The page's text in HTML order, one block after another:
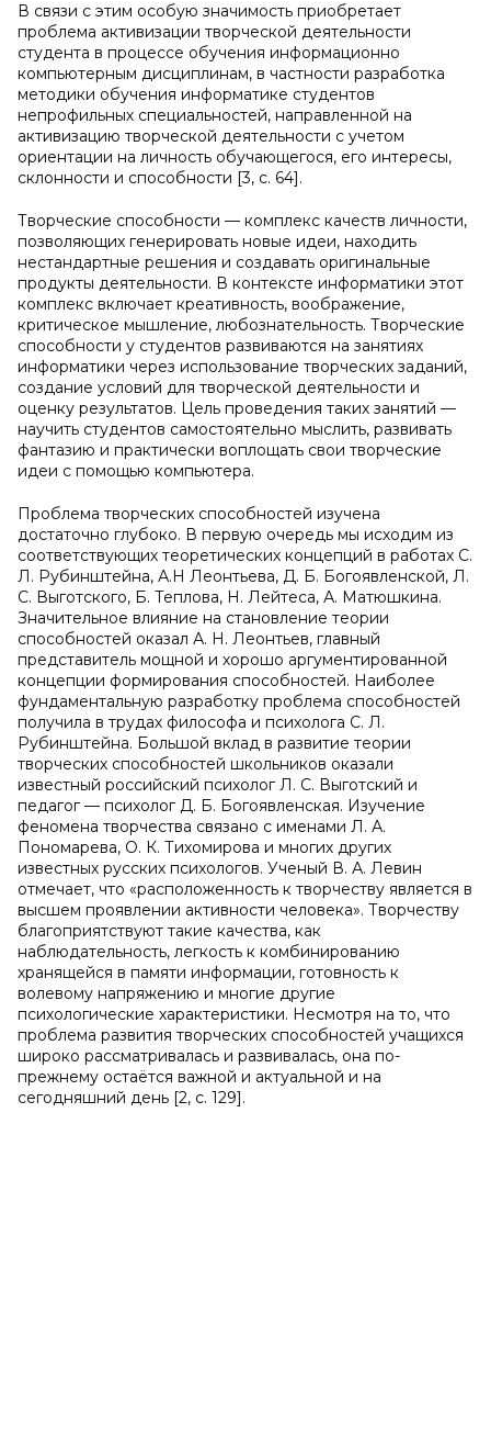
В связи с этим особую значимость приобретает
проблема активизации творческой деятельности
студента в процессе обучения информационно
компьютерным дисциплинам, в частности разработка
методики обучения информатике студентов
непрофильных специальностей, направленной на
активизацию творческой деятельности с учетом
ориентации на личность обучающегося, его интересы,
склонности и способности [3, с. 64].
Творческие способности — комплекс качеств личности,
позволяющих генерировать новые идеи, находить
нестандартные решения и создавать оригинальные
продукты деятельности. В контексте информатики этот
комплекс включает креативность, воображение,
критическое мышление, любознательность. Творческие
способности у студентов развиваются на занятиях
информатики через использование творческих заданий,
создание условий для творческой деятельности и
оценку результатов. Цель проведения таких занятий —
научить студентов самостоятельно мыслить, развивать
фантазию и практически воплощать свои творческие
идеи с помощью компьютера.
Проблема творческих способностей изучена
достаточно глубоко. В первую очередь мы исходим из
соответствующих теоретических концепций в работах С.
Л. Рубинштейна, А.Н Леонтьева, Д. Б. Богоявленской, Л.
С. Выготского, Б. Теплова, Н. Лейтеса, А. Матюшкина.
Значительное влияние на становление теории
способностей оказал А. Н. Леонтьев, главный
представитель мощной и хорошо аргументированной
концепции формирования способностей. Наиболее
фундаментальную разработку проблема способностей
получила в трудах философа и психолога С. Л.
Рубинштейна. Большой вклад в развитие теории
творческих способностей школьников оказали
известный российский психолог Л. С. Выготский и
педагог — психолог Д. Б. Богоявленская. Изучение
феномена творчества связано с именами Л. А.
Пономарева, О. К. Тихомирова и многих других
известных русских психологов. Ученый В. А. Левин
отмечает, что «расположенность к творчеству является в
высшем проявлении активности человека». Творчеству
благоприятствуют такие качества, как
наблюдательность, легкость к комбинированию
хранящейся в памяти информации, готовность к
волевому напряжению и многие другие
психологические характеристики. Несмотря на то, что
проблема развития творческих способностей учащихся
широко рассматривалась и развивалась, она по-
прежнему остаётся важной и актуальной и на
сегодняшний день [2, с. 129].